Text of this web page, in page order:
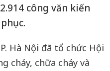
công văn kiến
Hà Nội đã tổ chức Hội
cháy, chữa cháy và